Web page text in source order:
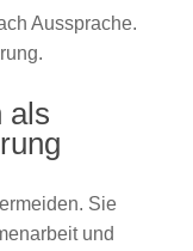
Aussprache.
als
Sie
und